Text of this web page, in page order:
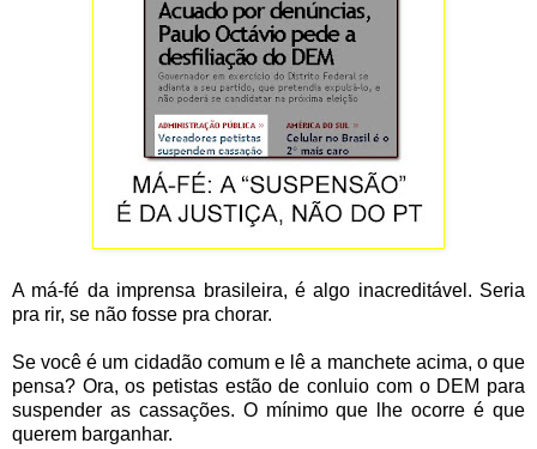
A má-fé da imprensa brasileira, é algo inacreditável. Seria
pra rir, se não fosse pra chorar.
Se você é um cidadão comum e lê a manchete acima, o que
pensa? Ora, os petistas estão de conluio com o DEM para
suspender as cassações. O mínimo que lhe ocorre é que
querem barganhar.